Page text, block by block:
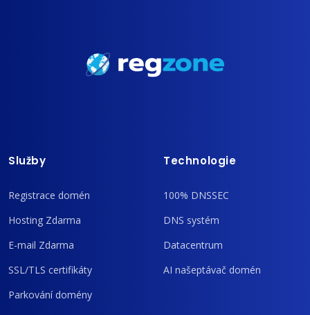
Služby
Registrace domén
Hosting Zdarma
E-mail Zdarma
SSL/TLS certifikáty
Parkování domény
Technologie
100% DNSSEC
DNS systém
Datacentrum
AI našeptávač domén